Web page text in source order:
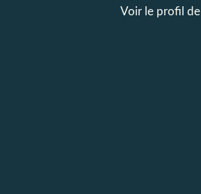
Voir le profil de